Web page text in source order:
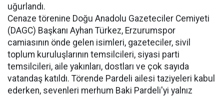
uğurlandı.
Cenaze törenine Doğu Anadolu Gazeteciler Cemiyeti
(DAGC) Başkanı Ayhan Türkez, Erzurumspor
camiasının önde gelen isimleri, gazeteciler, sivil
toplum kuruluşlarının temsilcileri, siyasi parti
temsilcileri, aile yakınları, dostları ve çok sayıda
vatandaş katıldı. Törende Pardeli ailesi taziyeleri kabul
ederken, sevenleri merhum Baki Pardeli'yi yalnız